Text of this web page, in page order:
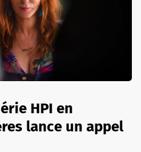
HPI en
lance un appel